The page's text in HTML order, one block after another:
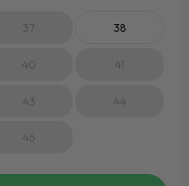
37 38
40 41
43 44
46